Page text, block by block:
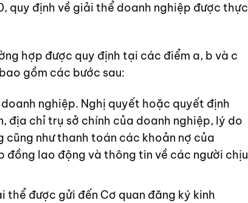
quy định về giải thể doanh nghiệp được thực
hợp được quy định tại các điểm a, b và c
gồm các bước sau:
nghiệp. Nghị quyết hoặc quyết định
địa chỉ trụ sở chính của doanh nghiệp, lý do
như thanh toán các khoản nợ của
đồng lao động và thông tin về các người chịu
được gửi đến Cơ quan đăng ký kinh